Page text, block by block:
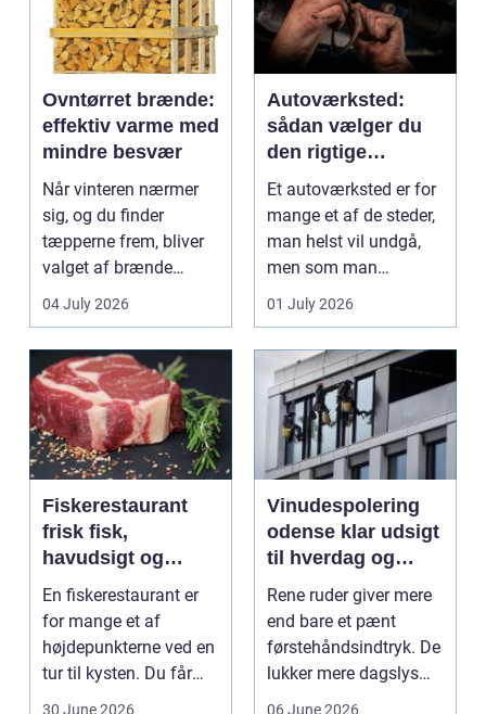
Ovntørret brænde:
effektiv varme med
mindre besvær
Når vinteren nærmer
sig, og du finder
tæpperne frem, bliver
valget af brænde
pludselig vigtigt.
Mang...
04 July 2026
Autoværksted:
sådan vælger du
den rigtige
mekaniker
Et autoværksted er for
mange et af de steder,
man helst vil undgå,
men som man
alligevel...
01 July 2026
Fiskerestaurant
frisk fisk,
havudsigt og
afslappet
atmosfære
En fiskerestaurant er
for mange et af
højdepunkterne ved en
tur til kysten. Du får
friskfanget fisk,...
30 June 2026
Vinudespolering
odense klar udsigt
til hverdag og
erhverv
Rene ruder giver mere
end bare et pænt
førstehåndsindtryk. De
lukker mere dagslys
ind, giver et lett...
06 June 2026